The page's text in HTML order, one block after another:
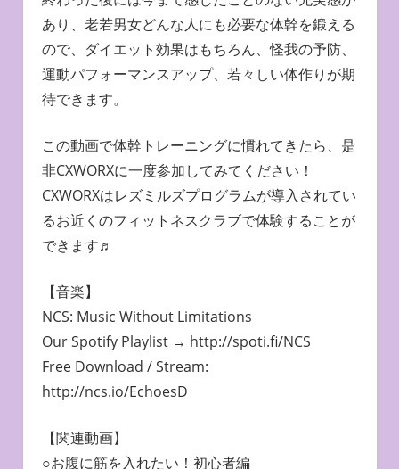
あり、老若男女どんな人にも必要な体幹を鍛える
ので、ダイエット効果はもちろん、怪我の予防、
運動パフォーマンスアップ、若々しい体作りが期
待できます。
この動画で体幹トレーニングに慣れてきたら、是
非CXWORXに一度参加してみてください！
CXWORXはレズミルズプログラムが導入されてい
るお近くのフィットネスクラブで体験することが
できます♬
【音楽】
NCS: Music Without Limitations
Our Spotify Playlist → http://spoti.fi/NCS
Free Download / Stream:
http://ncs.io/EchoesD
【関連動画】
○お腹に筋を入れたい！初心者編